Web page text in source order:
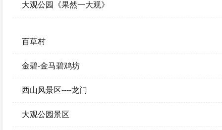
大观公园《果然一大观》
百草村
金碧-金马碧鸡坊
西山风景区----龙门
大观公园景区